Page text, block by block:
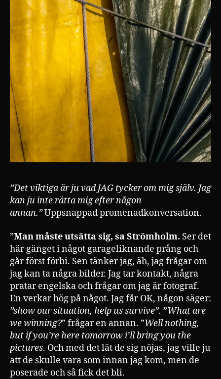
”Det viktiga är ju vad JAG tycker om mig själv. Jag
kan ju inte rätta mig efter någon
annan.”Uppsnappad promenadkonversation.
”Man måste utsätta sig, sa Strömholm. Ser det
här gänget i något garageliknande prång och
går först förbi. Sen tänker jag, äh, jag frågar om
jag kan ta några bilder. Jag tar kontakt, några
pratar engelska och frågar om jag är fotograf.
En verkar hög på något. Jag får OK, någon säger:
”show our situation, help us survive”. ”What are
we winning?” frågar en annan. ”Well nothing,
but if you’re here tomorrow i’ll bring you the
pictures. Och med det lät de sig nöjas, jag ville ju
att de skulle vara som innan jag kom, men de
poserade och så fick det bli.